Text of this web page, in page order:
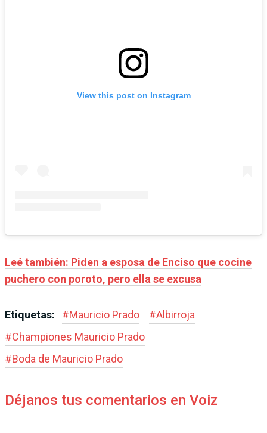
View this post on Instagram
Leé también: Piden a esposa de Enciso que cocine
puchero con poroto, pero ella se excusa
Etiquetas: #Mauricio Prado #Albirroja
#Championes Mauricio Prado
#Boda de Mauricio Prado
Déjanos tus comentarios en Voiz